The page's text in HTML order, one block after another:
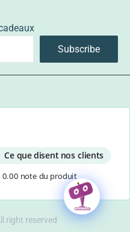
Subscribe
Ce que disent nos clients
0.00 note du produit
right reserved